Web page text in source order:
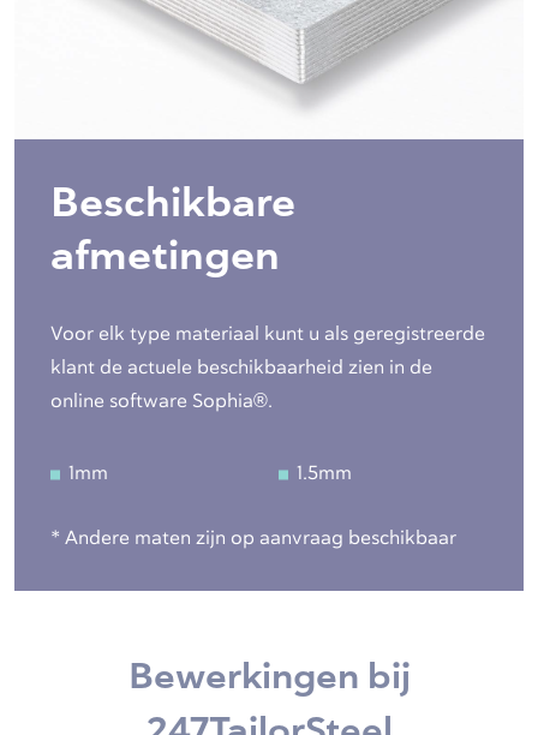
Beschikbare
afmetingen
Voor elk type materiaal kunt u als geregistreerde
klant de actuele beschikbaarheid zien in de
online software Sophia®.
1mm 1.5mm
* Andere maten zijn op aanvraag beschikbaar
Bewerkingen bij